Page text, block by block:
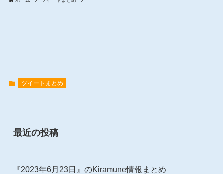
ツイートまとめ
最近の投稿
『2023年6月23日』のKiramune情報まとめ